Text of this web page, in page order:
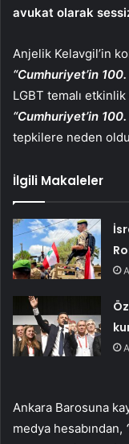
avukat olarak
Anjelik Kelavgil’in
“Cumhuriyet’in
LGBT temalı
“Cumhuriyet’in
tepkilere neden
İlgili Makaleler
Ankara Barosuna
medya hesabından,